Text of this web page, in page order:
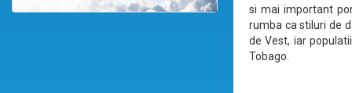
si mai important
rumba ca stiluri de
de Vest, iar
Tobago.